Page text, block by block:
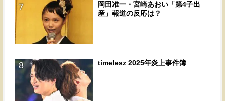
7
岡田准一・宮崎あおい「第4子出
産」報道の反応は？
8 timelesz 2025年炎上事件簿